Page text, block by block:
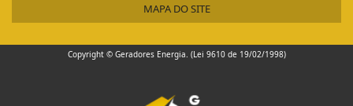
MAPA DO SITE
Copyright © Geradores Energia. (Lei 9610 de 19/02/1998)